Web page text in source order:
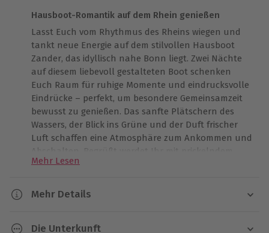
Hausboot-Romantik auf dem Rhein genießen
Lasst Euch vom Rhythmus des Rheins wiegen und
tankt neue Energie auf dem stilvollen Hausboot
Zander, das idyllisch nahe Bonn liegt. Zwei Nächte
auf diesem liebevoll gestalteten Boot schenken
Euch Raum für ruhige Momente und eindrucksvolle
Eindrücke – perfekt, um besondere Gemeinsamzeit
bewusst zu genießen. Das sanfte Plätschern des
Wassers, der Blick ins Grüne und der Duft frischer
Luft schaffen eine Atmosphäre zum Ankommen und
Abschalten. Begrüßt werdet Ihr mit prickelndem
Secco, kühlem Wasser und einem farbenfrohen
unvergessliche Erinnerungen auf dem Hausboot auf
diese besondere Zeit nicht entgehen.
Mehr Lesen
Mehr Details
Die Unterkunft